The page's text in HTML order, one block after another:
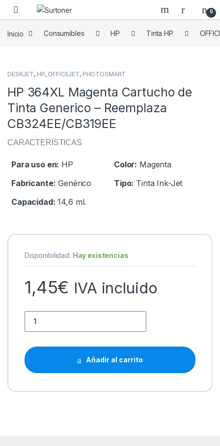
Skip to navigation
Skip to content
0
Inicio Consumibles HP Tinta HP
DESKJET, HP, OFFICEJET, PHOTOSMART
HP 364XL Magenta Cartucho de
Tinta Generico – Reemplaza
CB324EE/CB319EE
CARACTERÍSTICAS
Para uso en: HP Color: Magenta
Fabricante: Genérico Tipo: Tinta Ink-Jet
Capacidad: 14,6 ml.
Disponibilidad: Hay existencias
1,45€ IVA incluido
Añadir al carrito